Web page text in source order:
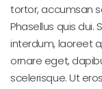
tortor, accumsan
Phasellus quis
interdum, laoreet
ornare eget,
scelerisque. Ut